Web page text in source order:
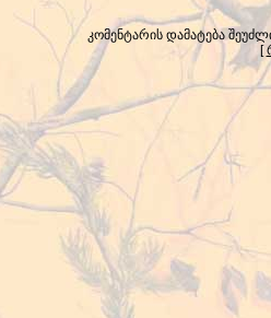
კომენტარის დამატება
[